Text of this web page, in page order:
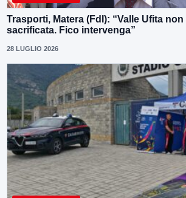
Trasporti, Matera (FdI): “Valle Ufita
sacrificata. Fico intervenga”
28 LUGLIO 2026